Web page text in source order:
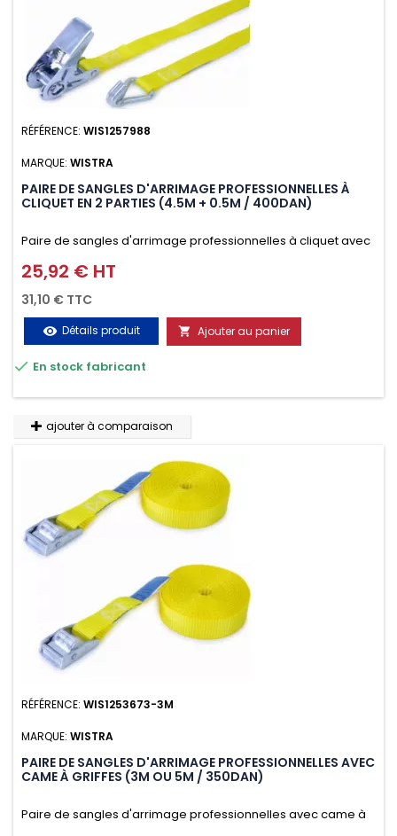
RÉFÉRENCE: WIS1257988
MARQUE: WISTRA
PAIRE DE SANGLES D'ARRIMAGE PROFESSIONNELLES À
CLIQUET EN 2 PARTIES (4.5M + 0.5M / 400DAN)
Paire de sangles d'arrimage professionnelles à cliquet avec
crochet en 2 parties (4.5M + 0.5M / 400daN), simple et rapide
d'utilisation. Permet d'arrimer et de sécuriser
vos chargements pendant le transport. Matière polyester
très résistante aux UV et aux variations de températures,
n'absorbe pas l'eau.
Prix
25,92 € HT
31,10 € TTC
visibility Détails produit  Ajouter au panier
 En stock fabricant
ajouter à comparaison
RÉFÉRENCE: WIS1253673-3M
MARQUE: WISTRA
PAIRE DE SANGLES D'ARRIMAGE PROFESSIONNELLES AVEC
CAME À GRIFFES (3M OU 5M / 350DAN)
Paire de sangles d'arrimage professionnelles avec came à